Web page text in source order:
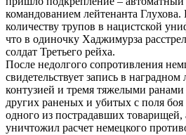
командованием лейтенанта
количеству трупов в нацистской
что в одиночку Хаджимурза
солдат Третьего рейха.
После недолгого сопротивления
свидетельствует запись в
контузией и тремя тяжелыми
других раненых и убитых с поля
одного из пострадавших
уничтожил расчет немецкого